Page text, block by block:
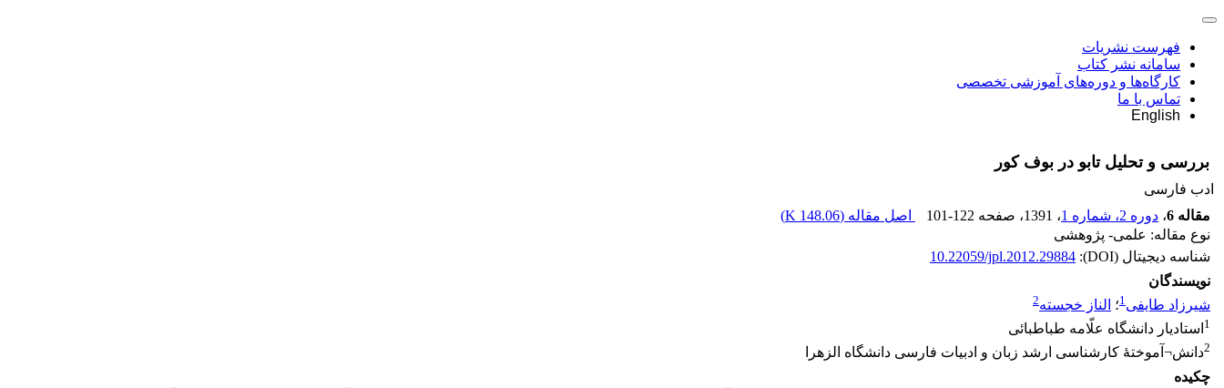
فهرست نشریات
سامانه نشر کتاب
کارگاه‌ها و دوره‌های آموزشی تخصصی
تماس با ما
English
بررسی و تحلیل تابو در بوف کور
ادب فارسی
مقاله 6
، دوره 2، شماره 1 ، 1391 ، صفحه 101-122 اصل مقاله (148.06 K
)
نوع مقاله: علمی- پژوهشی
شناسه دیجیتال (DOI):
10.22059/jpl.2012.29884
نویسندگان
شیرزاد طایفی1؛ الناز خجسته2
1 استادیار دانشگاه علّامه طباطبائی
2دانش¬آموختۀ کارشناسی ارشد زبان و ادبیات فارسی دانشگاه الزهرا
چکیده